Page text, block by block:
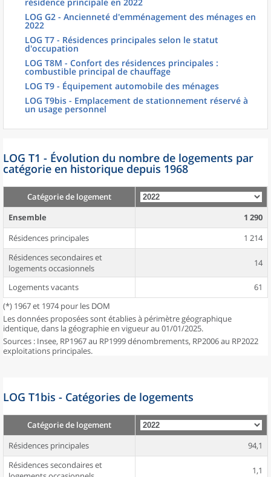
LOG G2 - Ancienneté d'emménagement des ménages en
2022
LOG T7 - Résidences principales selon le statut
d'occupation
LOG T8M - Confort des résidences principales :
combustible principal de chauffage
LOG T9 - Équipement automobile des ménages
LOG T9bis - Emplacement de stationnement réservé à
un usage personnel
LOG T1 - Évolution du nombre de logements par
catégorie en historique depuis 1968
Catégorie de logement
Ensemble
1 290
Résidences principales
1 214
Résidences secondaires et
logements occasionnels
14
Logements vacants
61
(*) 1967 et 1974 pour les DOM
Les données proposées sont établies à périmètre géographique
identique, dans la géographie en vigueur au 01/01/2025.
Sources : Insee, RP1967 au RP1999 dénombrements, RP2006 au RP2022
exploitations principales.
LOG T1bis - Catégories de logements
Catégorie de logement
Résidences principales
94,1
Résidences secondaires et
1,1